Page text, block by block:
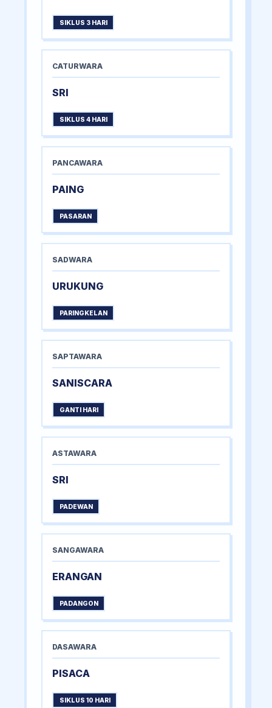
SIKLUS 3 HARI
CATURWARA
SRI
SIKLUS 4 HARI
PANCAWARA
PAING
PASARAN
SADWARA
URUKUNG
PARINGKELAN
SAPTAWARA
SANISCARA
GANTI HARI
ASTAWARA
SRI
PADEWAN
SANGAWARA
ERANGAN
PADANGON
DASAWARA
PISACA
SIKLUS 10 HARI